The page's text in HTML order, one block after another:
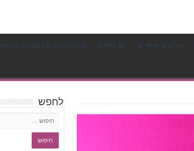
אירועים עסקיים יום הולדת מסיבת רווקים / מסיבת רווקות
לחפש